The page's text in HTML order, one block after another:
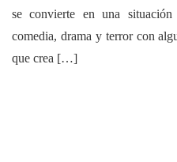
se convierte en una
comedia, drama y terror con
que crea […]